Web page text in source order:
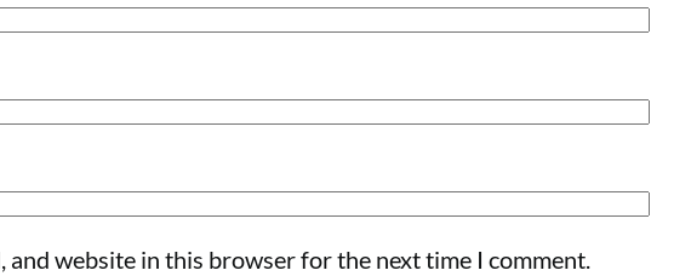
and website in this browser for the next time I comment.